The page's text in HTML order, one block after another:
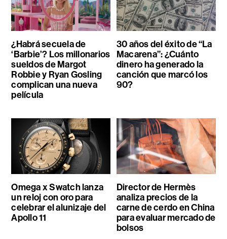
¿Habrá secuela de
‘Barbie’? Los millonarios
sueldos de Margot
Robbie y Ryan Gosling
complican una nueva
película
30 años del éxito de “La
Macarena”: ¿Cuánto
dinero ha generado la
canción que marcó los
90?
Omega x Swatch lanza
un reloj con oro para
celebrar el alunizaje del
Apollo 11
Director de Hermès
analiza precios de la
carne de cerdo en China
para evaluar mercado de
bolsos